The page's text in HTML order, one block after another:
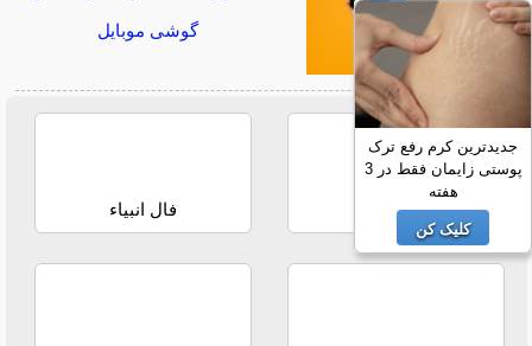
گوشی موبایل
فال حافظ فال انبیاء
جدیدترین کرم رفع ترک
پوستی زایمان فقط در 3
هفته
کلیک کن